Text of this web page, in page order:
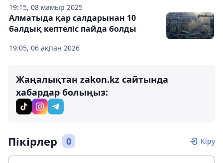
19:15, 08 мамыр 2025
19:05, 06 ақпан 2026
Алматыда қар салдарынан 10
балдық кептеліс пайда болды
Жаңалықтан zakon.kz сайтында
хабардар болыңыз:
Пікірлер 0 Кіру